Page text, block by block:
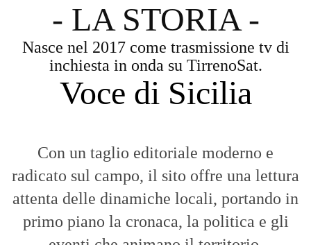
- LA STORIA -
Nasce nel 2017 come trasmissione tv di
inchiesta in onda su TirrenoSat.
Voce di Sicilia
Con un taglio editoriale moderno e
radicato sul campo, il sito offre una lettura
attenta delle dinamiche locali, portando in
primo piano la cronaca, la politica e gli